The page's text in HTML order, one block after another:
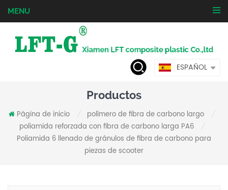
MENU
ESPAÑOL
Productos
Página de inicio polímero de fibra de carbono largo
poliamida reforzada con fibra de carbono larga PA6
Poliamida 6 llenado de gránulos de fibra de carbono para
piezas de scooter